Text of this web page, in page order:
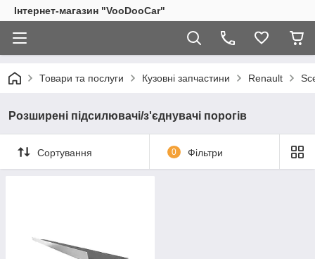
Інтернет-магазин "VooDooCar"
Товари та послуги Кузовні запчастини Renault
Розширені підсилювачі/з'єднувачі порогів
Сортування 0 Фільтри